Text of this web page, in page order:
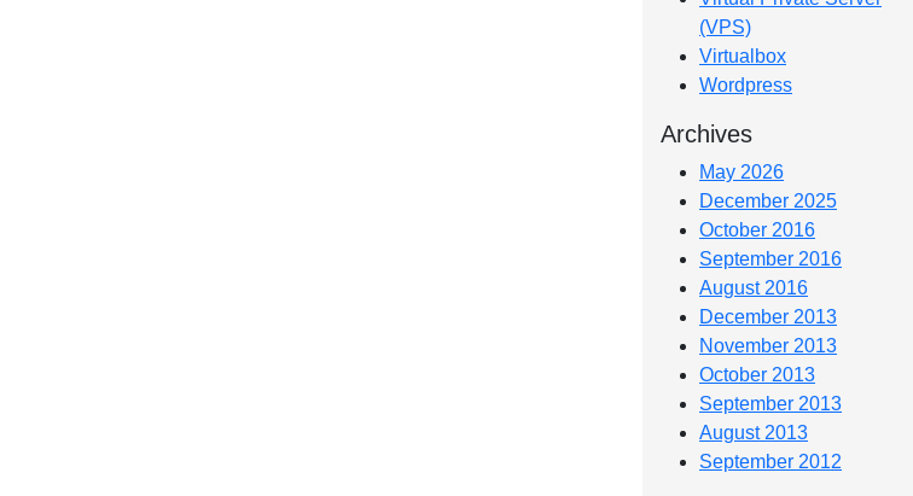
(VPS)
Virtualbox
Wordpress
Archives
May 2026
December 2025
October 2016
September 2016
August 2016
December 2013
November 2013
October 2013
September 2013
August 2013
September 2012